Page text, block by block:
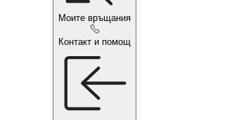
Моите връщания
Контакт и помощ